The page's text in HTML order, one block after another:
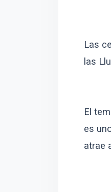
Las
las
El
es
atrae